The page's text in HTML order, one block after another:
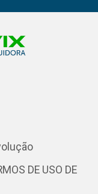
DE USO DE